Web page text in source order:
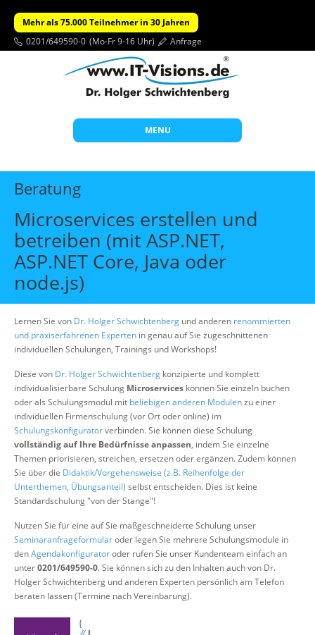
Mehr als 75.000 Teilnehmer in 30 Jahren
0201/649590-0 (Mo-Fr 9-16 Uhr) Anfrage
MENU
Start
Beratung
Individuelle Schulungen
Offene Seminare
Über uns
Suche
Beratung
Microservices erstellen und
betreiben (mit ASP.NET,
ASP.NET Core, Java oder
node.js)
Lernen Sie von Dr. Holger Schwichtenberg und anderen renommierten
und praxiserfahrenen Experten in genau auf Sie zugeschnittenen
individuellen Schulungen, Trainings und Workshops!
Diese von Dr. Holger Schwichtenberg konzipierte und komplett
individualisierbare Schulung Microservices können Sie einzeln buchen
oder als Schulungsmodul mit beliebigen anderen Modulenzu einer
individuellen Firmenschulung (vor Ort oder online) im
Schulungskonfiguratorverbinden. Sie können diese Schulung
vollständig auf Ihre Bedürfnisse anpassen, indem Sie einzelne
Themen priorisieren, streichen, ersetzen oder ergänzen. Zudem können
Sie über die Didaktik/Vorgehensweise (z.B. Reihenfolge der
Unterthemen, Übungsanteil) selbst entscheiden. Dies ist keine
Standardschulung "von der Stange"!
Nutzen Sie für eine auf Sie maßgeschneiderte Schulung unser
Seminaranfrageformularoder legen Sie mehrere Schulungsmodule in
denAgendakonfiguratoroder rufen Sie unser Kundenteam einfach an
unter0201/649590-0. Sie können sich zu den Inhalten auch von Dr.
Holger Schwichtenberg und anderen Experten persönlich am Telefon
beraten lassen (Termine nach Vereinbarung).